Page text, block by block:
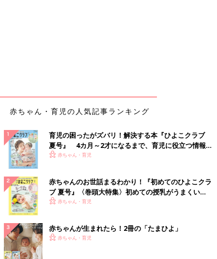
赤ちゃん・育児の人気記事ランキング
育児の困ったがズバリ！解決する本『ひよこクラブ
夏号』 4カ月～2才になるまで、育児に役立つ情報が
いっぱい！
赤ちゃん・育児
赤ちゃんのお世話まるわかり！『初めてのひよこクラ
ブ 夏号』〈巻頭大特集〉初めての授乳がうまくい
く！ おっぱい・ミルクの基本と夏のトラブル 解決テ
赤ちゃん・育児
赤ちゃんが生まれたら！2冊の「たまひよ」
赤ちゃん・育児